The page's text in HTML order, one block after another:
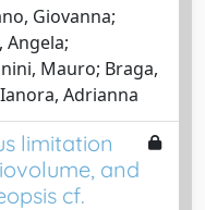
Giovanna;
Angela;
Mauro; Braga,
Adrianna
limitation
and
cf.